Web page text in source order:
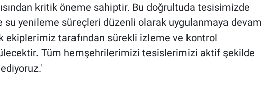
kritik öneme sahiptir. Bu doğrultuda tesisimizde
su yenileme süreçleri düzenli olarak uygulanmaya devam
ekiplerimiz tarafından sürekli izleme ve kontrol
Tüm hemşehrilerimizi tesislerimizi aktif şekilde